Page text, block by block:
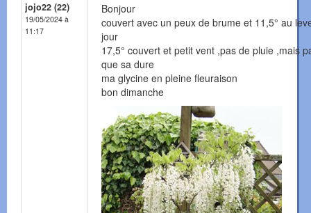
jojo22 (22)
19/05/2024 à
11:17
Bonjour
couvert avec un peux de brume et 11,5° au
jour
17,5° couvert et petit vent ,pas de pluie ,mais
que sa dure
ma glycine en pleine fleuraison
bon dimanche